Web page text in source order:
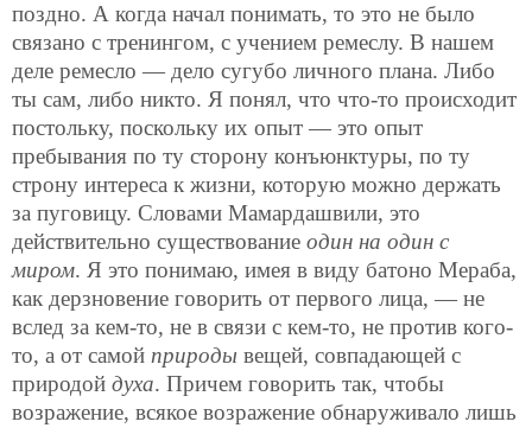
поздно. А когда начал понимать, то это не было
связано с тренингом, с учением ремеслу. В нашем
деле ремесло — дело сугубо личного плана. Либо
ты сам, либо никто. Я понял, что что-то происходит
постольку, поскольку их опыт — это опыт
пребывания по ту сторону конъюнктуры, по ту
строну интереса к жизни, которую можно держать
за пуговицу. Словами Мамардашвили, это
действительно существование один на один с
миром. Я это понимаю, имея в виду батоно Мераба,
как дерзновение говорить от первого лица, — не
вслед за кем-то, не в связи с кем-то, не против кого-
то, а от самой природы вещей, совпадающей с
природой духа. Причем говорить так, чтобы
возражение, всякое возражение обнаруживало лишь